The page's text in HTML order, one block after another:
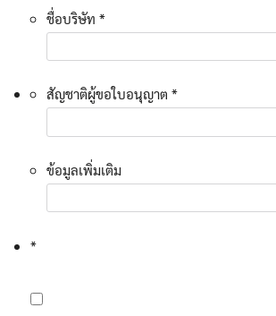
ชื่อบริษัท *
สัญชาติผู้ขอใบอนุญาต *
ข้อมูลเพิ่มเติม
*